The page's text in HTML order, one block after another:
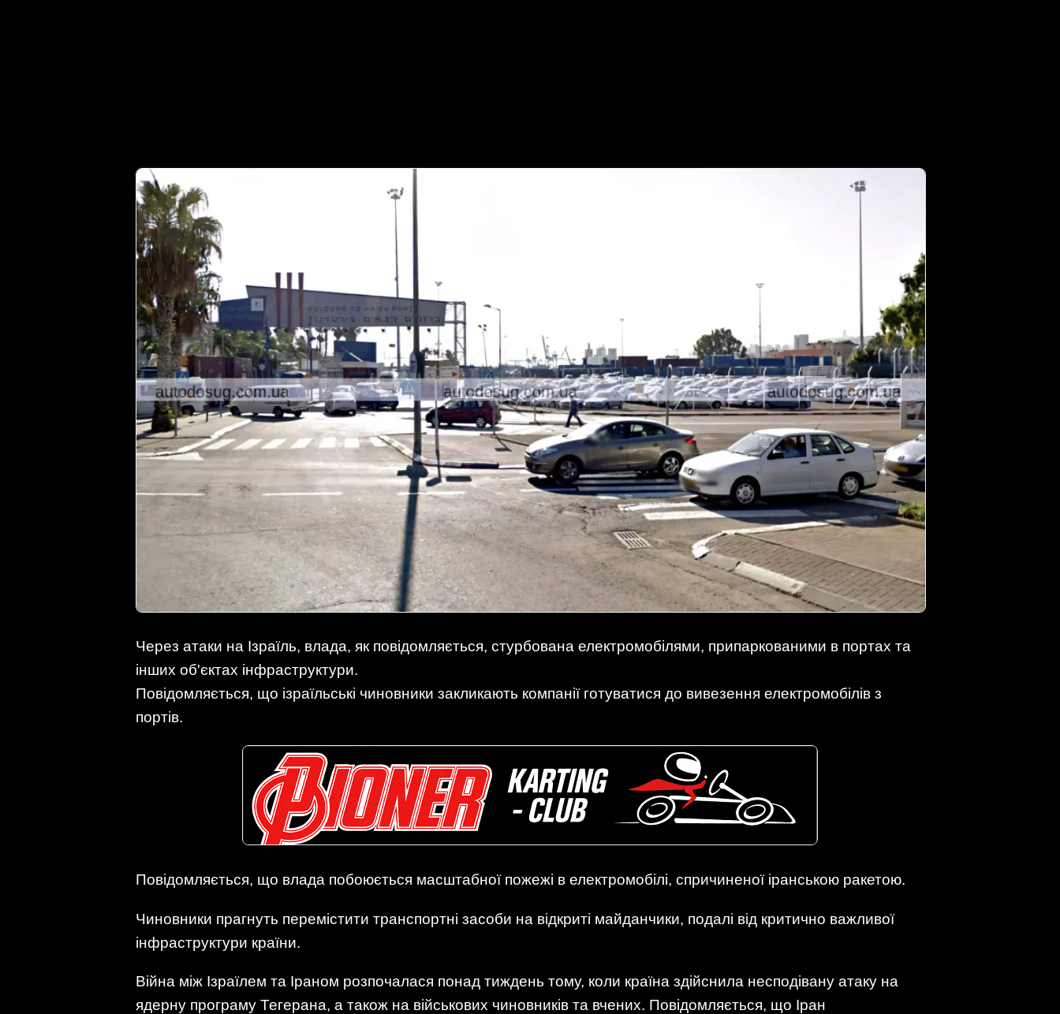
Через атаки на Ізраїль, влада, як повідомляється, стурбована електромобілями, припаркованими в портах та
інших об'єктах інфраструктури.
Повідомляється, що ізраїльські чиновники закликають компанії готуватися до вивезення електромобілів з
портів.
Повідомляється, що влада побоюється масштабної пожежі в електромобілі, спричиненої іранською ракетою.
Чиновники прагнуть перемістити транспортні засоби на відкриті майданчики, подалі від критично важливої ​​
інфраструктури країни.
Війна між Ізраїлем та Іраном розпочалася понад тиждень тому, коли країна здійснила несподівану атаку на
ядерну програму Тегерана, а також на військових чиновників та вчених. Повідомляється, що Іран